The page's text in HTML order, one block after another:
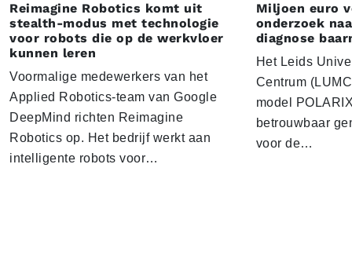
Reimagine Robotics komt uit
stealth-modus met technologie
voor robots die op de werkvloer
kunnen leren
Voormalige medewerkers van het
Applied Robotics-team van Google
DeepMind richten Reimagine
Robotics op. Het bedrijf werkt aan
intelligente robots voor…
Miljoen euro
onderzoek
diagnose
Het Leids
Centrum
model
betrouwbaar
voor de…